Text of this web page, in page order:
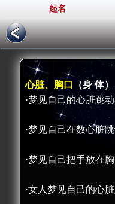
起名
心脏、胸口
（身 体）
·梦见自己的心脏跳
·梦见自己在数心脏
·梦见自己把手放在
·女人梦见自己的心